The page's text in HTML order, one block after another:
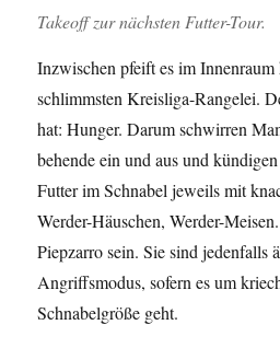
Takeoff zur nächsten Futter-Tour.
Inzwischen pfeift es im
schlimmsten Kreisliga-Rangelei.
hat: Hunger. Darum schwirren
behende ein und aus und
Futter im Schnabel jeweils mit
Werder-Häuschen, Werder-
Piepzarro sein. Sie sind jedenfalls
Angriffsmodus, sofern es um
Schnabelgröße geht.